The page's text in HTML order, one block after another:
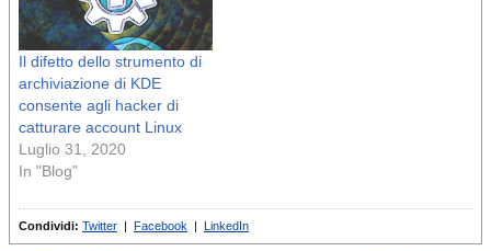
Il difetto dello strumento di
archiviazione di KDE
consente agli hacker di
catturare account Linux
Luglio 31, 2020
In "Blog"
Condividi: Twitter Facebook LinkedIn